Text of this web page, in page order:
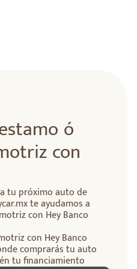
ó
con
tu próximo auto de
te ayudamos a
con Hey Banco
con Hey Banco
comprarás tu auto
tu financiamiento